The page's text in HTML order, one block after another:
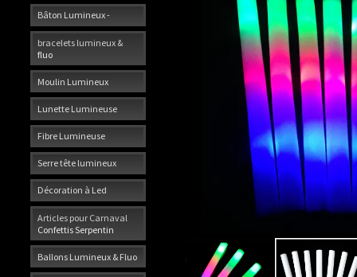
Bâton Lumineux -
bracelets lumineux &
fluo
Moulin Lumineux
Lunette Lumineuse
Fibre Lumineuse
Serre tête lumineux
Décoration à Led
Articles pour Carnaval
Confettis Serpentin
Ballons Lumineux & Fluo